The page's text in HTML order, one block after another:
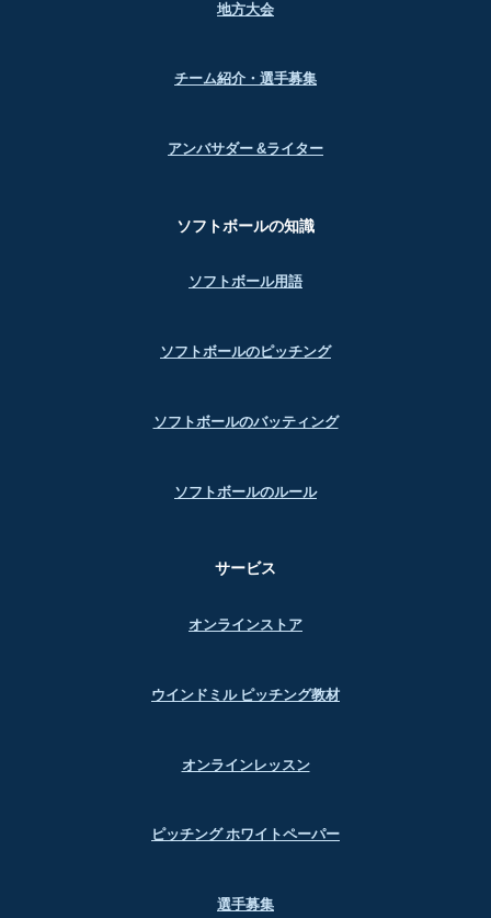
地方大会
チーム紹介・選手募集
アンバサダー &ライター
ソフトボールの知識
ソフトボール用語
ソフトボールのピッチング
ソフトボールのバッティング
ソフトボールのルール
サービス
オンラインストア
ウインドミル ピッチング教材
オンラインレッスン
ピッチング ホワイトペーパー
選手募集